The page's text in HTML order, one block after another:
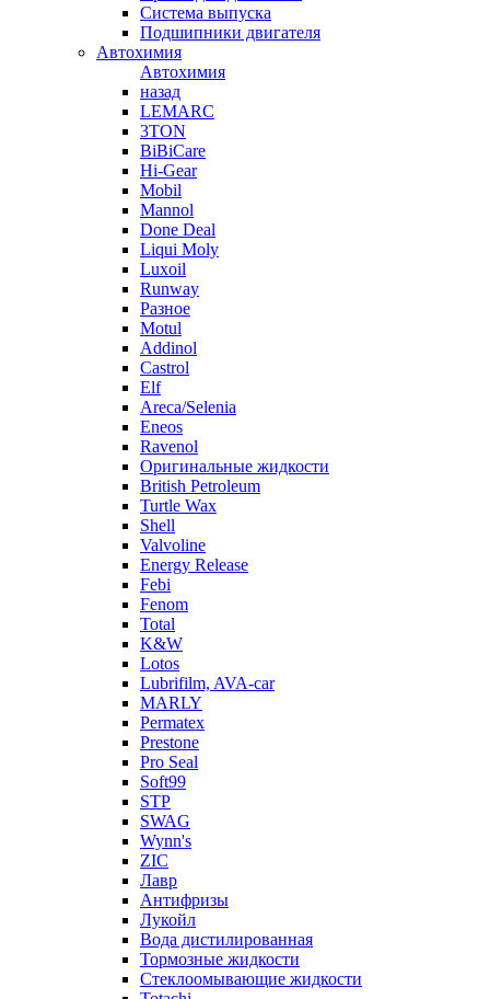
Система выпуска
Подшипники двигателя
Автохимия
Автохимия
назад
LEMARC
3TON
BiBiCare
Hi-Gear
Mobil
Mannol
Done Deal
Liqui Moly
Luxoil
Runway
Разное
Motul
Addinol
Castrol
Elf
Areca/Selenia
Eneos
Ravenol
Оригинальные жидкости
British Petroleum
Turtle Wax
Shell
Valvoline
Energy Release
Febi
Fenom
Total
K&W
Lotos
Lubrifilm, AVA-car
MARLY
Permatex
Prestone
Pro Seal
Soft99
STP
SWAG
Wynn's
ZIC
Лавр
Антифризы
Лукойл
Вода дистилированная
Тормозные жидкости
Стеклоомывающие жидкости